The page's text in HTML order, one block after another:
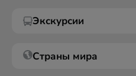
Экскурсии
Страны мира